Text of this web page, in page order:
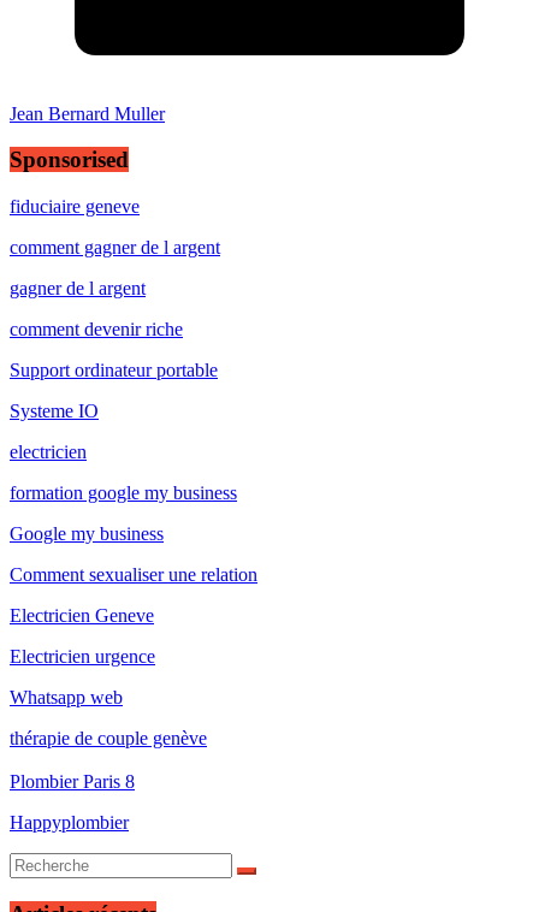
Jean Bernard Muller
Sponsorised
fiduciaire geneve
comment gagner de l argent
gagner de l argent
comment devenir riche
Support ordinateur portable
Systeme IO
electricien
formation google my business
Google my business
Comment sexualiser une relation
Electricien Geneve
Electricien urgence
Whatsapp web
thérapie de couple genève
Plombier Paris 8
Happyplombier